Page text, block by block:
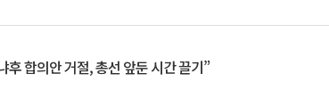
후 합의안 거절, 총선 앞둔 시간 끌기”